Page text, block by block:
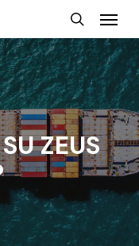
search
Menu
ZEUS